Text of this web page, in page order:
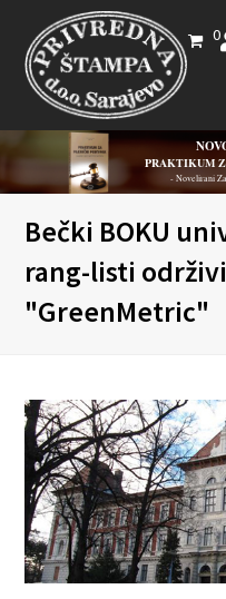
0
PRAKTIKUM
- Novelirani
Bečki BOKU
rang-listi
"GreenMetric"